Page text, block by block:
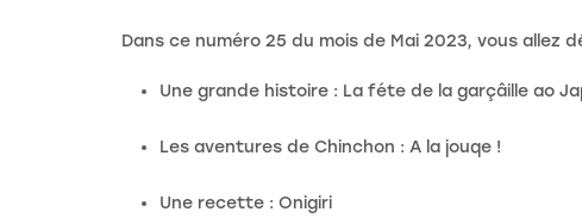
Dans ce numéro 25 du mois de Mai 2023, vous allez
Une grande histoire : La féte de la garçâille ao
Les aventures de Chinchon : A la jouqe !
Une recette : Onigiri